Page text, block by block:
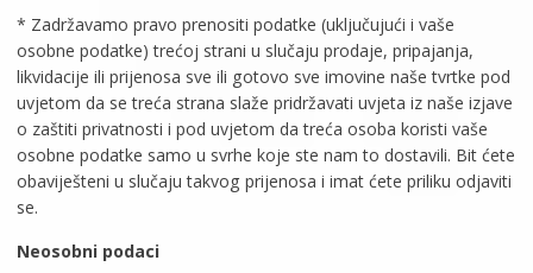
* Zadržavamo pravo prenositi podatke (uključujući i vaše
osobne podatke) trećoj strani u slučaju prodaje, pripajanja,
likvidacije ili prijenosa sve ili gotovo sve imovine naše tvrtke pod
uvjetom da se treća strana slaže pridržavati uvjeta iz naše izjave
o zaštiti privatnosti i pod uvjetom da treća osoba koristi vaše
osobne podatke samo u svrhe koje ste nam to dostavili. Bit ćete
obaviješteni u slučaju takvog prijenosa i imat ćete priliku odjaviti
se.
Neosobni podaci